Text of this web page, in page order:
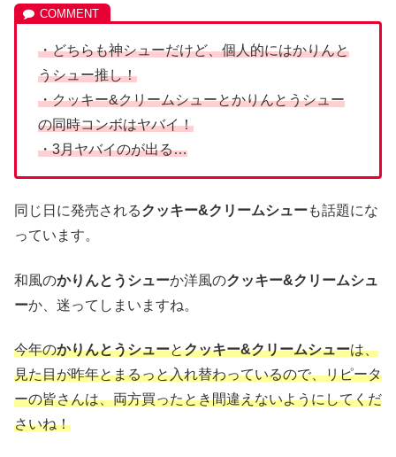
・どちらも神シューだけど、個人的にはかりんと
うシュー推し！
・クッキー&クリームシューとかりんとうシュー
の同時コンボはヤバイ！
・3月ヤバイのが出る…
同じ日に発売されるクッキー&クリームシューも話題にな
っています。
和風のかりんとうシューか洋風のクッキー&クリームシュ
ーか、迷ってしまいますね。
今年のかりんとうシューとクッキー&クリームシューは、
見た目が昨年とまるっと入れ替わっているので、リピータ
ーの皆さんは、両方買ったとき間違えないようにしてくだ
さいね！